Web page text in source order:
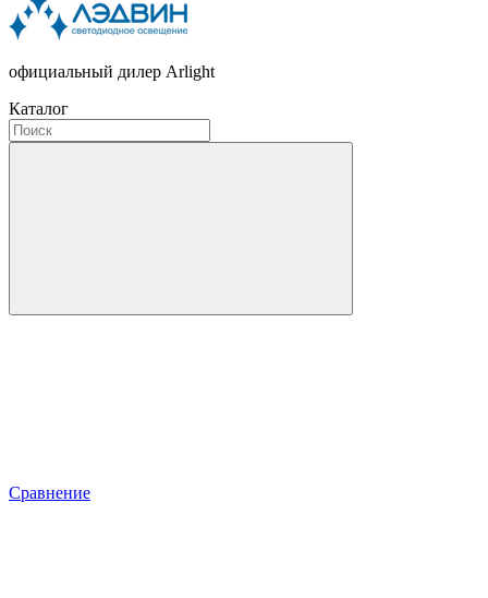
официальный дилер Arlight
Каталог
Сравнение